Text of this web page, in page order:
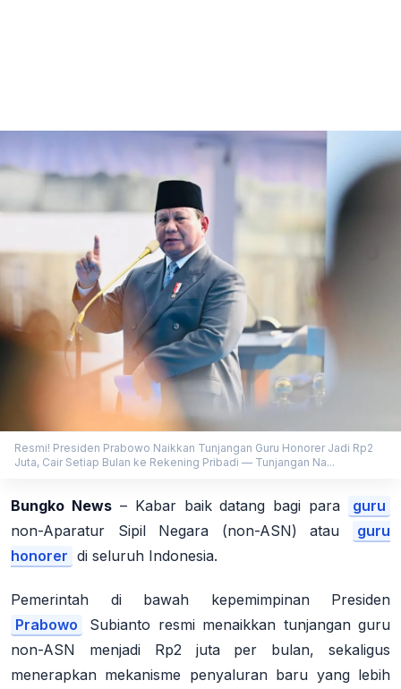
Resmi! Presiden Prabowo Naikkan Tunjangan Guru Honorer Jadi Rp2
Juta, Cair Setiap Bulan ke Rekening Pribadi — Tunjangan Na...
Bungko News– Kabar baik datang bagi para
guru
non-Aparatur Sipil Negara (non-ASN) atau
guru
honorer di seluruh Indonesia.
Pemerintah di bawah kepemimpinan Presiden
Prabowo
Subianto resmi menaikkan tunjangan guru
non-ASN menjadi Rp2 juta per bulan, sekaligus
menerapkan mekanisme penyaluran baru yang lebih